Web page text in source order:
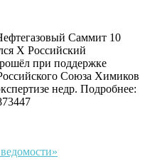
Саммит 10
X Российский
при поддержке
Союза Химиков
недр. Подробнее: